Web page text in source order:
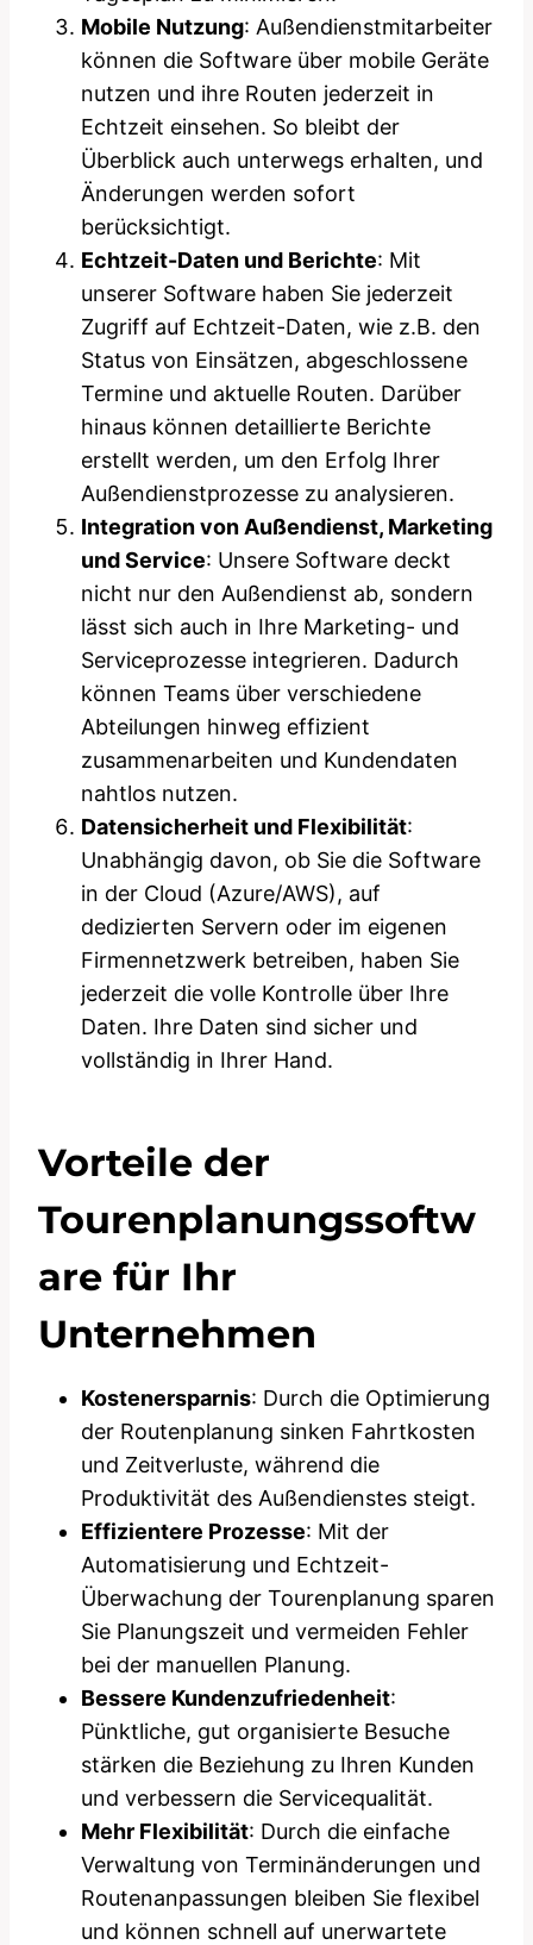
Mobile Nutzung: Außendienstmitarbeiter
können die Software über mobile Geräte
nutzen und ihre Routen jederzeit in
Echtzeit einsehen. So bleibt der
Überblick auch unterwegs erhalten, und
Änderungen werden sofort
berücksichtigt.
Echtzeit-Daten und Berichte: Mit
unserer Software haben Sie jederzeit
Zugriff auf Echtzeit-Daten, wie z.B. den
Status von Einsätzen, abgeschlossene
Termine und aktuelle Routen. Darüber
hinaus können detaillierte Berichte
erstellt werden, um den Erfolg Ihrer
Außendienstprozesse zu analysieren.
Integration von Außendienst, Marketing
und Service: Unsere Software deckt
nicht nur den Außendienst ab, sondern
lässt sich auch in Ihre Marketing- und
Serviceprozesse integrieren. Dadurch
können Teams über verschiedene
Abteilungen hinweg effizient
zusammenarbeiten und Kundendaten
nahtlos nutzen.
Datensicherheit und Flexibilität:
Unabhängig davon, ob Sie die Software
in der Cloud (Azure/AWS), auf
dedizierten Servern oder im eigenen
Firmennetzwerk betreiben, haben Sie
jederzeit die volle Kontrolle über Ihre
Daten. Ihre Daten sind sicher und
vollständig in Ihrer Hand.
Vorteile der
Tourenplanungssoftw
are für Ihr
Unternehmen
Kostenersparnis: Durch die Optimierung
der Routenplanung sinken Fahrtkosten
und Zeitverluste, während die
Produktivität des Außendienstes steigt.
Effizientere Prozesse: Mit der
Automatisierung und Echtzeit-
Überwachung der Tourenplanung sparen
Sie Planungszeit und vermeiden Fehler
bei der manuellen Planung.
Bessere Kundenzufriedenheit:
Pünktliche, gut organisierte Besuche
stärken die Beziehung zu Ihren Kunden
und verbessern die Servicequalität.
Mehr Flexibilität: Durch die einfache
Verwaltung von Terminänderungen und
Routenanpassungen bleiben Sie flexibel
und können schnell auf unerwartete